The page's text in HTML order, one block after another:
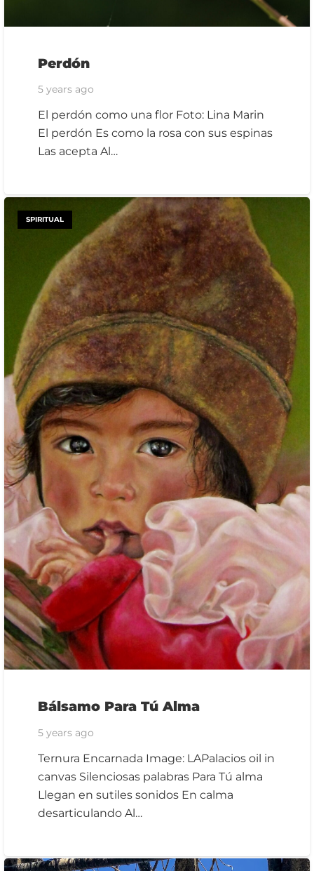
Perdón
5 years ago
El perdón como una flor Foto: Lina Marin
El perdón Es como la rosa con sus espinas
Las acepta Al…
SPIRITUAL
Bálsamo Para Tú Alma
5 years ago
Ternura Encarnada Image: LAPalacios oil in
canvas Silenciosas palabras Para Tú alma
Llegan en sutiles sonidos En calma
desarticulando Al…